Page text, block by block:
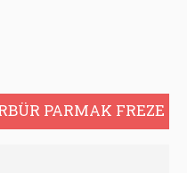
PARMAK FREZE